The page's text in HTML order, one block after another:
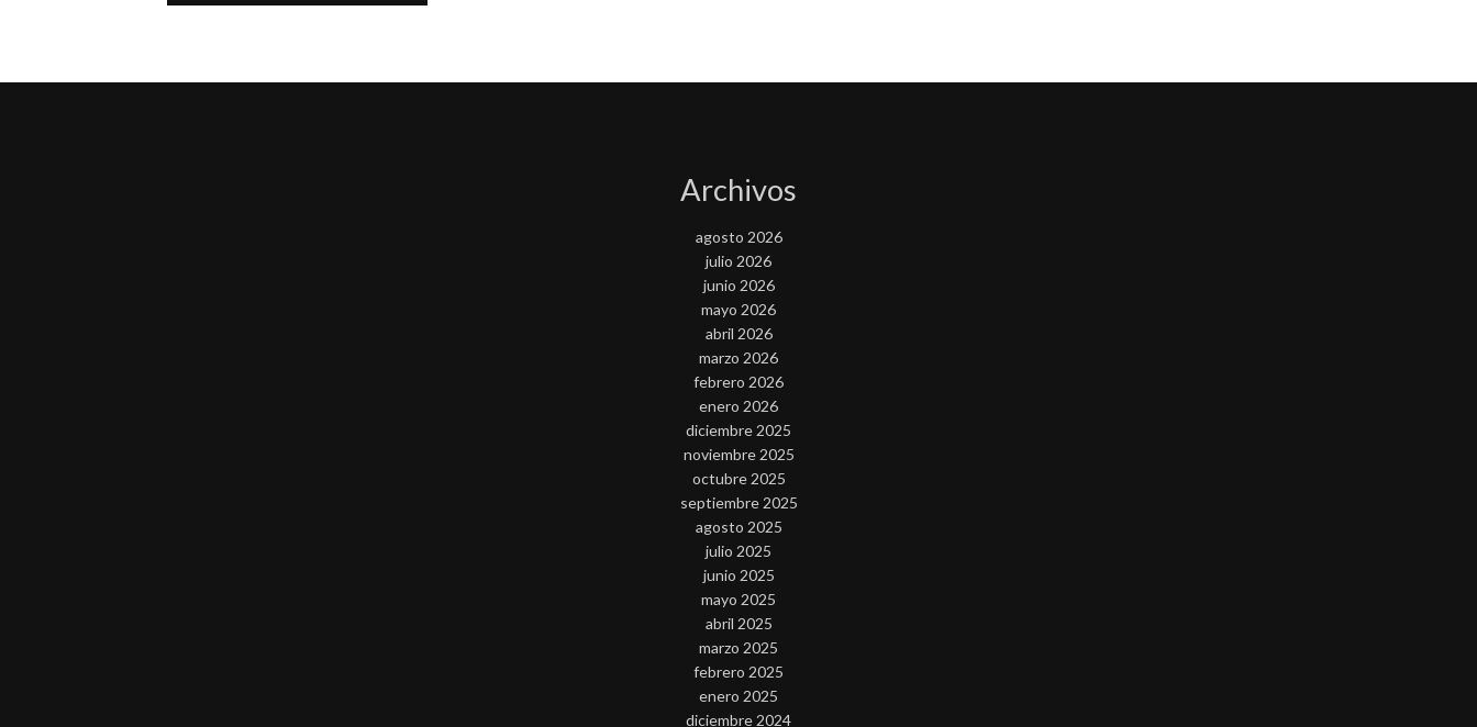
Archivos
agosto 2026
julio 2026
junio 2026
mayo 2026
abril 2026
marzo 2026
febrero 2026
enero 2026
diciembre 2025
noviembre 2025
octubre 2025
septiembre 2025
agosto 2025
julio 2025
junio 2025
mayo 2025
abril 2025
marzo 2025
febrero 2025
enero 2025
diciembre 2024